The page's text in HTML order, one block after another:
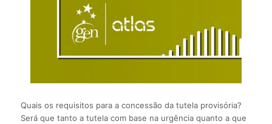
Quais os requisitos para a concessão da tutela provisória?
Será que tanto a tutela com base na urgência quanto a que